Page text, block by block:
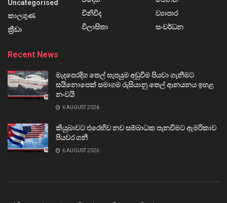
Uncategorised
කාලගුණ
ක්‍රීඩා
විනිවිද
විලාසිතා
ව්‍යාපාර
සංවර්ධන
Recent News
මැදපෙරදිග තෙල් සැපයුම අඩුවීම පියවා ගැනීමට
සයිනොපෙක් සමාගම රුසියානු තෙල් ආනයනය ඉහළ
නංවයි
6 AUGUST 2026
කියුබාවට එරෙහිව නව සම්බාධක පැනවීමට ඇමරිකාව
පියවර ගනී
6 AUGUST 2026